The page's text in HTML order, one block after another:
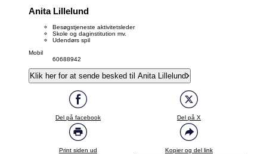
Anita Lillelund
Besøgstjeneste aktivitetsleder
Skole og daginstitution mv.
Udendørs spil
Mobil
60688942
Klik her for at sende besked til Anita Lillelund
Del på facebook Del på X
Print siden ud Kopier og del link